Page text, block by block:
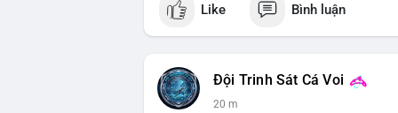
#vlikevn #titanbot
📰 Nguồn: Cointelegraph
Like Bình luận
Đội Trinh Sát Cá Voi
20 m